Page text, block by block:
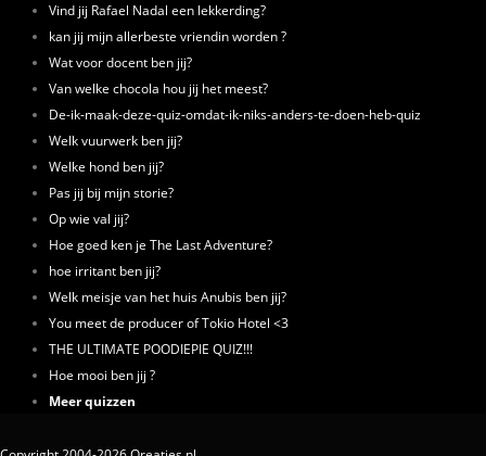
Vind jij Rafael Nadal een lekkerding?
kan jij mijn allerbeste vriendin worden ?
Wat voor docent ben jij?
Van welke chocola hou jij het meest?
De-ik-maak-deze-quiz-omdat-ik-niks-anders-te-doen-heb-quiz
Welk vuurwerk ben jij?
Welke hond ben jij?
Pas jij bij mijn storie?
Op wie val jij?
Hoe goed ken je The Last Adventure?
hoe irritant ben jij?
Welk meisje van het huis Anubis ben jij?
You meet de producer of Tokio Hotel <3
THE ULTIMATE POODIEPIE QUIZ!!!
Hoe mooi ben jij ?
Meer quizzen